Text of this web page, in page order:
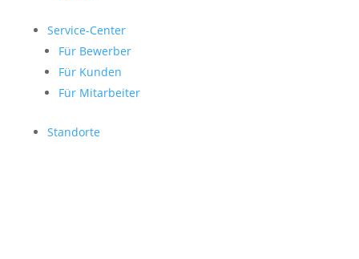
Service-Center
Für Bewerber
Für Kunden
Für Mitarbeiter
Standorte